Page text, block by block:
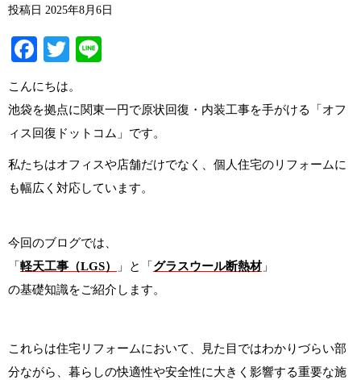
投稿日 2025年8月6日
Facebook
Twitter
こんにちは。
池袋を拠点に関東一円で原状回復・内装工事を手がける「オフ
ィス回復ドットコム」です。
私たちはオフィスや店舗だけでなく、個人住宅のリフォームに
も幅広く対応しています。
今回のブログでは、
「 軽天工事（LGS） 」と「 グラスウール断熱材 」
の基礎知識をご紹介します。
これらは住宅リフォームにおいて、見た目ではわかりづらい部
分ながら、暮らしの快適性や安全性に大きく影響する重要な施